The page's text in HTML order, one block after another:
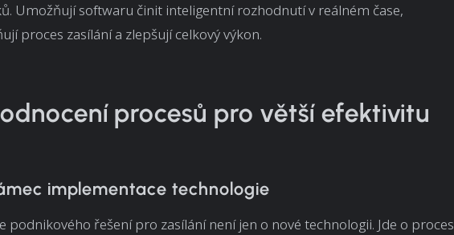
Umožňují softwaru činit inteligentní rozhodnutí v reálném čase,
proces zasílání a zlepšují celkový výkon.
procesů pro větší efektivitu
implementace technologie
podnikového řešení pro zasílání není jen o nové technologii. Jde o proces